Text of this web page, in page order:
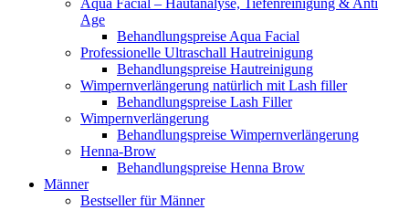
Aqua Facial – Hautanalyse, Tiefenreinigung & Anti
Age
Behandlungspreise Aqua Facial
Professionelle Ultraschall Hautreinigung
Behandlungspreise Hautreinigung
Wimpernverlängerung natürlich mit Lash filler
Behandlungspreise Lash Filler
Wimpernverlängerung
Behandlungspreise Wimpernverlängerung
Henna-Brow
Behandlungspreise Henna Brow
Männer
Bestseller für Männer